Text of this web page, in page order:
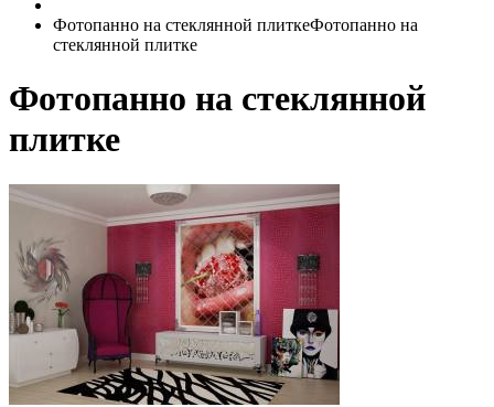
Фотопанно на стеклянной плиткеФотопанно на
стеклянной плитке
Фотопанно на стеклянной
плитке